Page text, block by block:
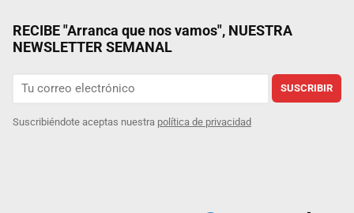
RECIBE "Arranca que nos vamos", NUESTRA
NEWSLETTER SEMANAL
SUSCRIBIR
Suscribiéndote aceptas nuestra política de privacidad